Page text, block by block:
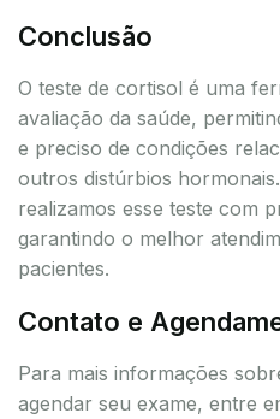
Conclusão
O teste de cortisol é uma
avaliação da saúde,
e preciso de condições
outros distúrbios
realizamos esse teste com
garantindo o melhor
pacientes.
Contato e
Para mais informações
agendar seu exame, entre